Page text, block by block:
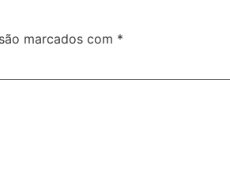
marcados com *